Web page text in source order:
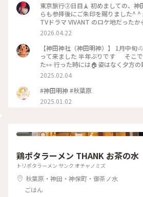
東京旅行②日目🗼 初めましての、神
らも参拝後にご朱印を賜りました^
TVドラマ VIVANT のロケ地だった
🎶 別班のおまんじゅう買えば良かったな😆 #神田神社
神 #ご朱印 #神社仏閣好き #東京旅行
2026.04.22
【神田神社（神田明神）】 1月中旬
って来ました 半年ぶりです そこ
た👀 行った時には🏠姿はなく夕方
て来ました🐾 ①寒さ対策でしょう
けて貰っていたその時 飼育員さん
った🐴あかりちゃん （シャッターチ
②ここ噛んだよ！とﾁｮｯﾄ怒られた後
出していた飼育員さんに対し かなり
かりちゃんは俯いたまま動こうとし
さんが戻って来て 仲直りをするため
した ⑤20分くらい経った頃 やっと仲
を掛けてもらっていました（^人^
15日 信州佐久高原生まれの🐴牝馬 「
るごとに白毛が増え 白馬になる🐴あ
い水玉模様が可愛いですよね🧡←③
2025.02.04
#神田明神 #秋葉原
2025.01.02
鶏ポタラーメン THANK お茶の水
トリポタラーメン サンク オチャノミズ
秋葉原・神田・神保町・御茶ノ水
ごはん